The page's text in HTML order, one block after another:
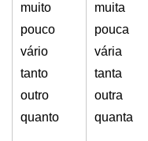
muito
pouco
vário
tanto
outro
quanto
muita
pouca
vária
tanta
outra
quanta